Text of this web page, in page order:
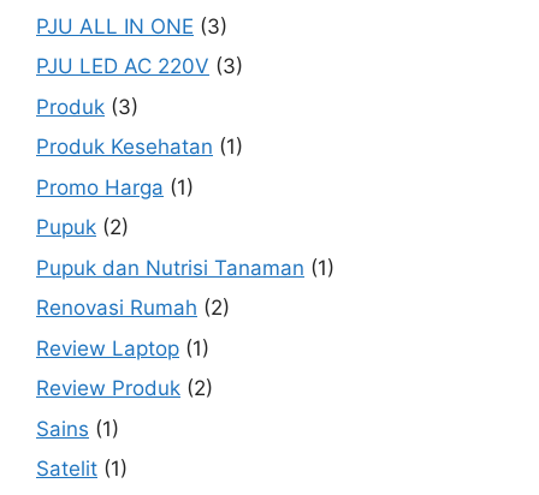
PJU ALL IN ONE (3)
PJU LED AC 220V (3)
Produk (3)
Produk Kesehatan (1)
Promo Harga (1)
Pupuk (2)
Pupuk dan Nutrisi Tanaman (1)
Renovasi Rumah (2)
Review Laptop (1)
Review Produk (2)
Sains (1)
Satelit (1)